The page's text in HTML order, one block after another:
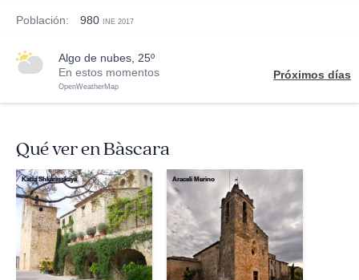
Población: 980 INE 2017
algo de nubes, 25º
En estos momentos
OpenWeatherMap
Próximos días
Qué ver en Bàscara
Katia Shkarinskaya Araceli Merino